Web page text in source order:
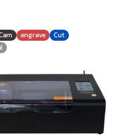
engrave
Cut